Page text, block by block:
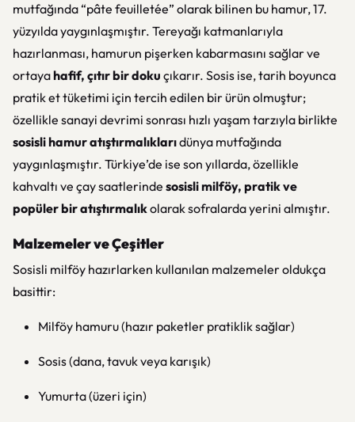
mutfağında “pâte feuilletée” olarak bilinen bu hamur, 17.
yüzyılda yaygınlaşmıştır. Tereyağı katmanlarıyla
hazırlanması, hamurun pişerken kabarmasını sağlar ve
ortayahafif, çıtır bir doku çıkarır. Sosis ise, tarih boyunca
pratik et tüketimi için tercih edilen bir ürün olmuştur;
özellikle sanayi devrimi sonrası hızlı yaşam tarzıyla birlikte
sosisli hamur atıştırmalıklarıdünya mutfağında
yaygınlaşmıştır. Türkiye’de ise son yıllarda, özellikle
kahvaltı ve çay saatlerinde sosisli milföy, pratik ve
popüler bir atıştırmalıkolarak sofralarda yerini almıştır.
Malzemeler ve Çeşitler
Sosisli milföy hazırlarken kullanılan malzemeler oldukça
basittir:
Milföy hamuru (hazır paketler pratiklik sağlar)
Sosis (dana, tavuk veya karışık)
Yumurta (üzeri için)